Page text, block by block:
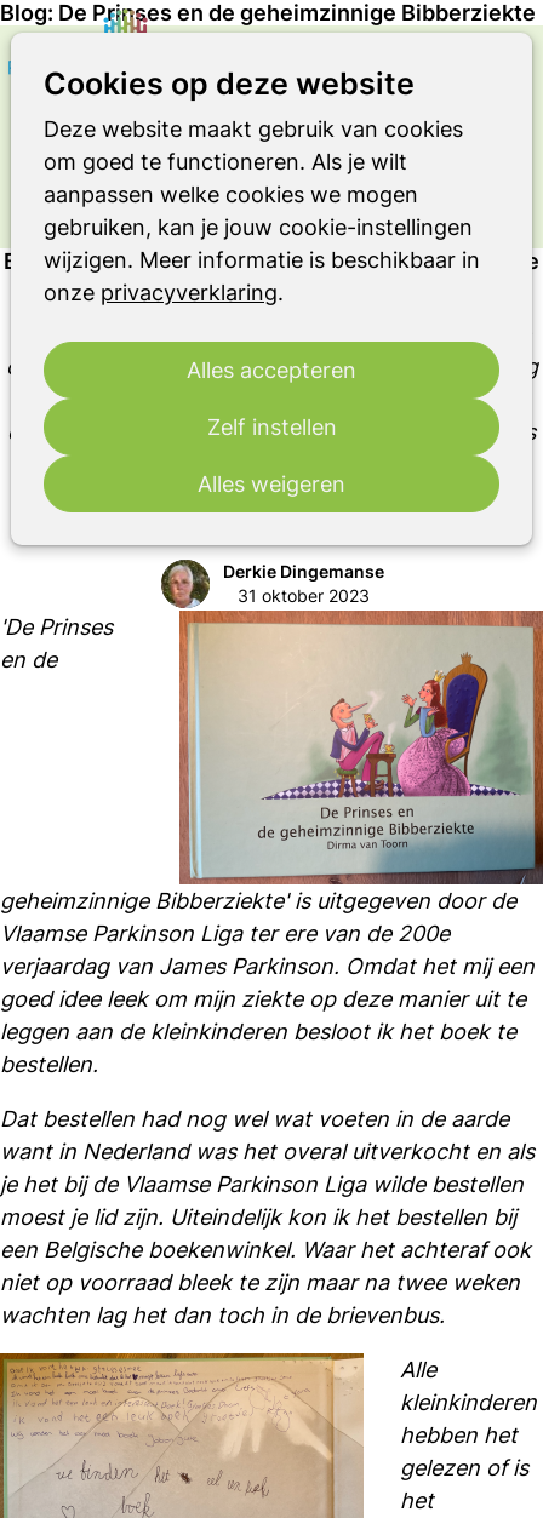
Cookies op deze website
Deze website maakt gebruik van cookies
om goed te functioneren. Als je wilt
aanpassen welke cookies we mogen
gebruiken, kan je jouw cookie-instellingen
wijzigen. Meer informatie is beschikbaar in
onze privacyverklaring.
Alles accepteren
Zelf instellen
Alles weigeren
Blog: De Prinses en de geheimzinnige Bibberziekte
OVER LEVEN MET DE ZIEKTE VAN
PARKINSONISME OF RBD
Ervaringsverhaal
Blog: De Prinses en de geheimzinnige Bibberziekte
onmogelijke knopen'. Hierin stond dat je niet te lang
moet wachten met aan jonge kinderen te vertellen
dat je parkinson hebt en dat je het boek 'De Prinses
en de geheimzinnige Bibberziekte' hiervoor goed
kon gebruiken.
Derkie Dingemanse
31 oktober 2023
'De Prinses
en de
geheimzinnige Bibberziekte' is uitgegeven door de
Vlaamse Parkinson Liga ter ere van de 200e
verjaardag van James Parkinson. Omdat het mij een
goed idee leek om mijn ziekte op deze manier uit te
leggen aan de kleinkinderen besloot ik het boek te
bestellen.
Dat bestellen had nog wel wat voeten in de aarde
want in Nederland was het overal uitverkocht en als
je het bij de Vlaamse Parkinson Liga wilde bestellen
moest je lid zijn. Uiteindelijk kon ik het bestellen bij
een Belgische boekenwinkel. Waar het achteraf ook
niet op voorraad bleek te zijn maar na twee weken
wachten lag het dan toch in de brievenbus.
Alle
kleinkinderen
hebben het
gelezen of is
het